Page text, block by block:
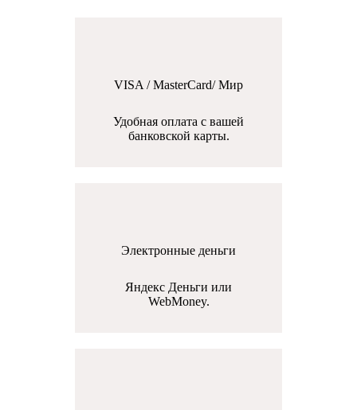
VISA / MasterCard/ Мир
Удобная оплата с вашей
банковской карты.
Электронные деньги
Яндекс Деньги или
WebMoney.